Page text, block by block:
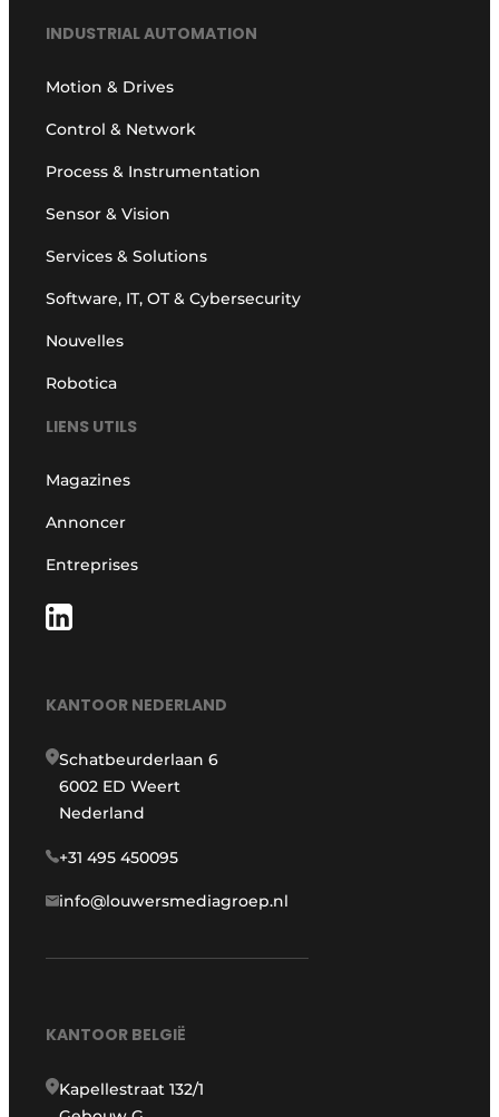
INDUSTRIAL AUTOMATION
Motion & Drives
Control & Network
Process & Instrumentation
Sensor & Vision
Services & Solutions
Software, IT, OT & Cybersecurity
Nouvelles
Robotica
LIENS UTILS
Magazines
Annoncer
Entreprises
KANTOOR NEDERLAND
Schatbeurderlaan 6
6002 ED Weert
Nederland
+31 495 450095
info@louwersmediagroep.nl
KANTOOR BELGIË
Kapellestraat 132/1